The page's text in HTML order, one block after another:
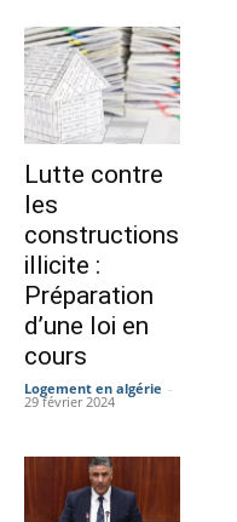
Lutte contre
les
constructions
illicite :
Préparation
d’une loi en
cours
Logement en algérie -
29 février 2024